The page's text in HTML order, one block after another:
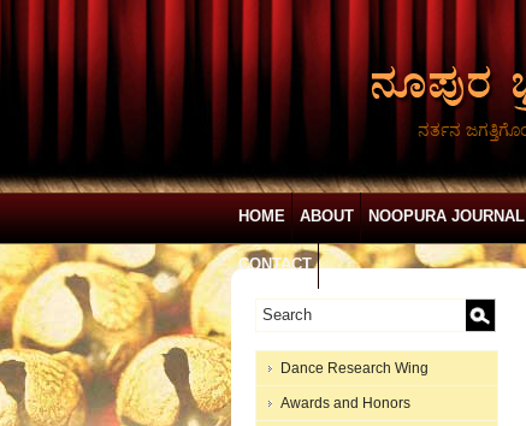
ನರ್ತನ
HOME ABOUT NOOPURA JOURNAL
CONTACT
Dance Research Wing
Awards and Honors